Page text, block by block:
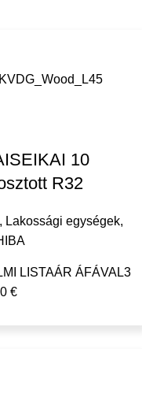
10
R32
Lakossági egységek,
LISTAÁR ÁFÁVAL3
€